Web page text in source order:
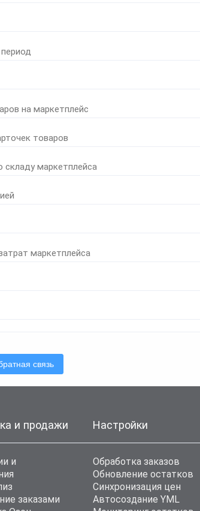
на маркетплейс
товаров
складу маркетплейса
маркетплейса
связь
и продажи
и
заказами
Настройки
Обработка заказов
Обновление остатков
Синхронизация цен
Автосоздание YML